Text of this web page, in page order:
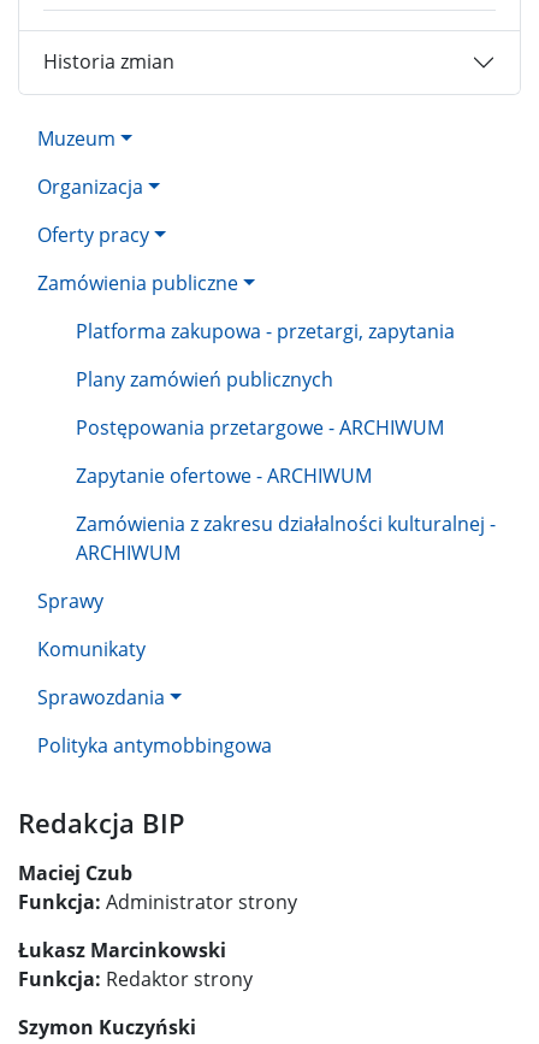
Muzeum
Organizacja
Oferty pracy
Zamówienia publiczne
Platforma zakupowa - przetargi, zapytania
Plany zamówień publicznych
Postępowania przetargowe - ARCHIWUM
Zapytanie ofertowe - ARCHIWUM
Zamówienia z zakresu działalności kulturalnej -
ARCHIWUM
Sprawy
Komunikaty
Sprawozdania
Polityka antymobbingowa
Historia zmian
Redakcja BIP
Maciej Czub
Funkcja: Administrator strony
Łukasz Marcinkowski
Funkcja: Redaktor strony
Szymon Kuczyński